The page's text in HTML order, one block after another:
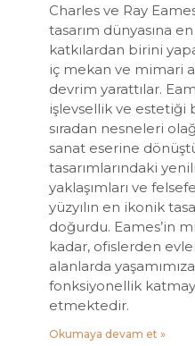
Charles ve Ray
tasarım dünyasına
katkılardan birini
iç mekan ve mimari
devrim yarattılar.
işlevsellik ve estetiği
sıradan nesneleri
sanat eserine
tasarımlarındaki
yaklaşımları ve
yüzyılın en ikonik
doğurdu. Eames’in
kadar, ofislerden
alanlarda
fonksiyonellik
etmektedir.
Okumaya devam et »